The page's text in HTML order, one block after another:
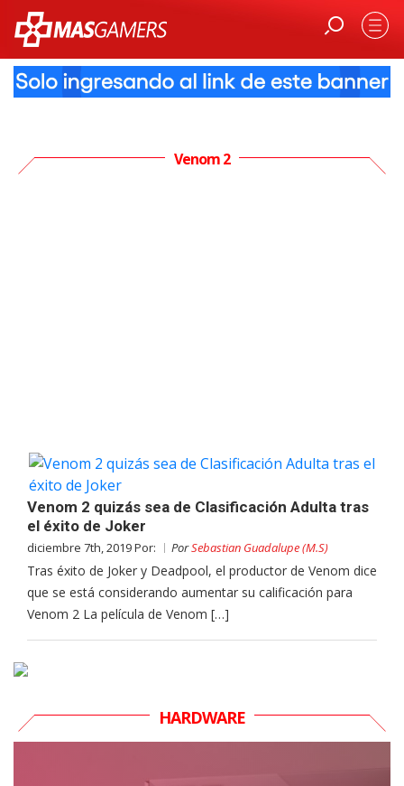
Venom 2
Venom 2 quizás sea de Clasificación Adulta tras
el éxito de Joker
diciembre 7th, 2019 Por: PorSebastian Guadalupe (M.S)
Tras éxito de Joker y Deadpool, el productor de Venom dice
que se está considerando aumentar su calificación para
Venom 2 La película de Venom […]
HARDWARE